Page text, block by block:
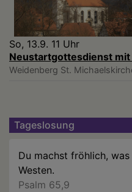
So, 13.9. 11 Uhr
Neustartgottesdienst mit
Weidenberg St.
Tageslosung
Du machst fröhlich,
Westen.
Psalm 65,9